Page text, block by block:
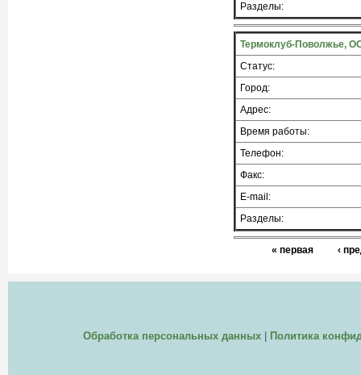
Разделы:
Термоклуб-Поволжье,
Статус:
Город:
Адрес:
Время работы:
Телефон:
Факс:
E-mail:
Разделы:
« первая ‹
Обработка персональных данных| Политика